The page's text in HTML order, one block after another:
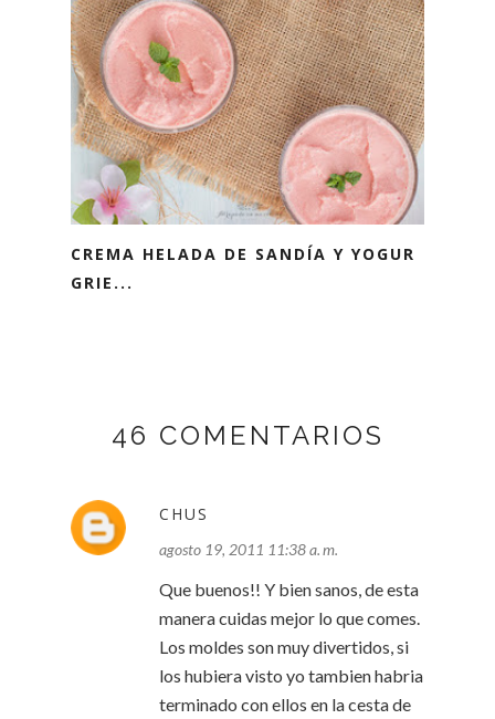
CREMA HELADA DE SANDÍA Y YOGUR
GRIE...
46 COMENTARIOS
CHUS
agosto 19, 2011 11:38 a. m.
Que buenos!! Y bien sanos, de esta
manera cuidas mejor lo que comes.
Los moldes son muy divertidos, si
los hubiera visto yo tambien habria
terminado con ellos en la cesta de